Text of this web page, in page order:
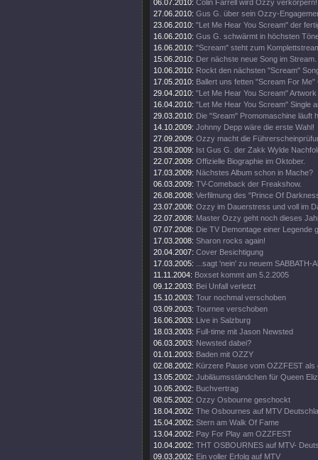
06.07.2010: Colin Farrell wird Ozzy verkörpern!
27.06.2010: Gus G. über sein Ozzy-
23.06.2010: "Let Me Hear You Scream" der
16.06.2010: Gus G. schwärmt in höchsten
16.06.2010: "Scream" steht zum
15.06.2010: Der nächste neue Song im Stream.
10.06.2010: Rockt den nächsten "Scream"
17.05.2010: Ballert uns fetten "Scream For Me"
29.04.2010: "Let Me Hear You Scream" Artwork
16.04.2010: "Let Me Hear You Scream" Single
29.03.2010: Die "Sream" Promomaschine läuft
14.10.2009: Johnny Depp wäre die erste Wahl!
27.09.2009: Ozzy macht die
23.08.2009: Ist Gus G. der Zakk Wylde
22.07.2009: Offizielle Biographie im Oktober.
17.03.2009: Nächstes Album schon in Mache?
06.03.2009: TV-Comeback der Freakshow.
26.08.2008: Verfilmung des "Prince Of
23.07.2008: Ozzy im Dauerstress und voll im
22.07.2008: Master Ozzy geht noch dieses
07.07.2008: Die TV Demontage einer Legende
17.03.2008: Sharon rocks again!
20.04.2007: Cover Besichtigung
17.03.2005:
...sagt 'nein' zu neuem SABBATH-
11.11.2004: Boxset kommt am 5.2.2005
09.12.2003: Bei Unfall verletzt
15.10.2003: Tour nochmal verschoben
03.09.2003: Tournee verschoben
16.06.2003: Live in Salzburg
18.03.2003: Full-time mit Jason Newsted
06.03.2003: Newsted dabei?
01.01.2003: Baden mit OZZY
02.08.2002: Kürzere Pause vom OZZFEST als
13.05.2002: Jubiläumsständchen für Queen
10.05.2002: Buchvertrag
08.05.2002: Ozzy Osbourne geschockt
18.04.2002: The Osbournes auf MTV
15.04.2002: Stern am Walk Of Fame
13.04.2002: Pay For Play am OZZFEST
10.04.2002: THT OSBOURNES auf MTV-
09.03.2002: Ein voller Erfolg auf MTV